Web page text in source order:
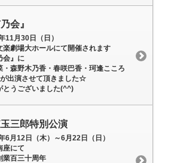
会』
11月30日（日）
楽劇場大ホールにて開催されます
会』に
・森野木乃香・春咲巴香・珂逢こころ
出演させて頂きました☆
とうございました(^^)
三郎特別公演
6月12日（木）～6月22日（日）
座にて
業百三十周年